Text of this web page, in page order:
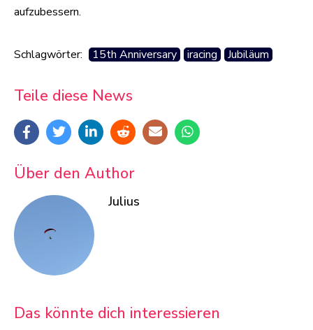
aufzubessern.
Schlagwörter: 15th Anniversary iracing Jubiläum
Teile diese News
Über den Author
Julius
Das könnte dich interessieren